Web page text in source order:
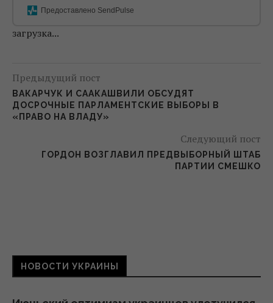
Предоставлено SendPulse
загрузка...
Предыдущий пост
ВАКАРЧУК И СААКАШВИЛИ ОБСУДЯТ
ДОСРОЧНЫЕ ПАРЛАМЕНТСКИЕ ВЫБОРЫ В
«ПРАВО НА ВЛАДУ»
Следующий пост
ГОРДОН ВОЗГЛАВИЛ ПРЕДВЫБОРНЫЙ ШТАБ
ПАРТИИ СМЕШКО
НОВОСТИ УКРАИНЫ